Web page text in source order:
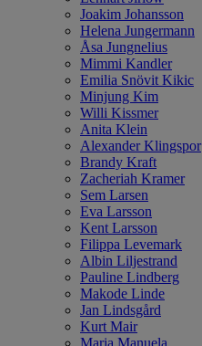
Joakim Johansson
Helena Jungermann
Åsa Jungnelius
Mimmi Kandler
Emilia Snövit Kikic
Minjung Kim
Willi Kissmer
Anita Klein
Alexander Klingspor
Brandy Kraft
Zacheriah Kramer
Sem Larsen
Eva Larsson
Kent Larsson
Filippa Levemark
Albin Liljestrand
Pauline Lindberg
Makode Linde
Jan Lindsgård
Kurt Mair
Maria Manuela